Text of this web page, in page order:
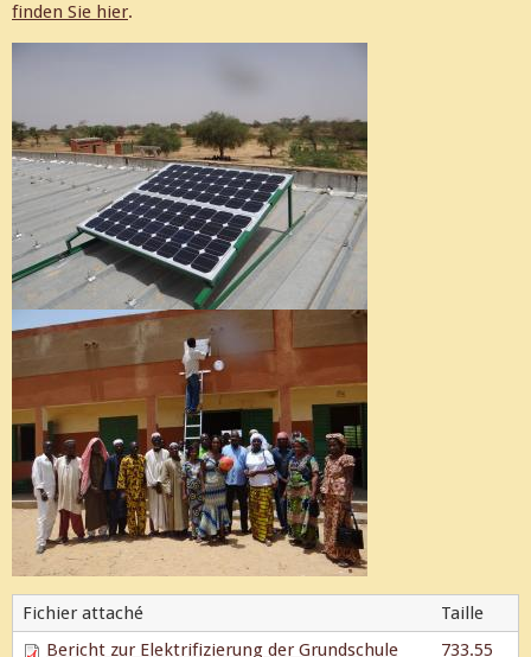
finden Sie hier.
Fichier attaché
Taille
Bericht zur Elektrifizierung der Grundschule
733.55